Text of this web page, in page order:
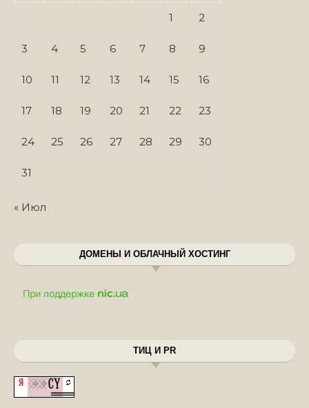
1 2
3 4 5 6 7 8 9
10 11 12 13 14 15 16
17 18 19 20 21 22 23
24 25 26 27 28 29 30
31
« Июл
ДОМЕНЫ И ОБЛАЧНЫЙ ХОСТИНГ
ТИЦ И PR